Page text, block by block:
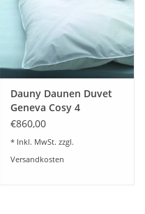
Dauny Daunen Duvet
Geneva Cosy 4
€860,00
* Inkl. MwSt. zzgl.
Versandkosten